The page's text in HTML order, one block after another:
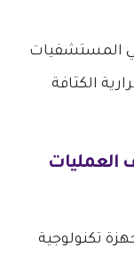
المستشفيات
الكثافة
العمليات
تكنولوجية